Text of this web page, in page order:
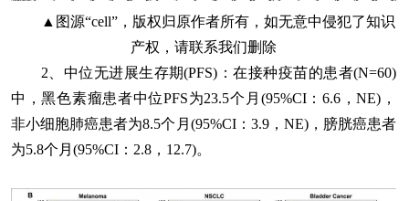
▲图源“cell”，版权归原作者所有，如无意中侵犯了知识
产权，请联系我们删除
2、中位无进展生存期(PFS) ：在接种疫苗的患者(N=60)
中，黑色素瘤患者中位PFS为23.5个月(95%CI：6.6，NE)，
非小细胞肺癌患者为8.5个月(95%CI：3.9，NE)，膀胱癌患者
为5.8个月(95%CI：2.8，12.7)。